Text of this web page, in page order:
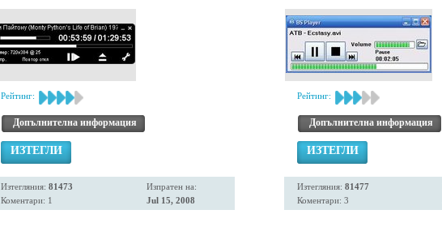
Рейтинг:
Допълнителна информация
ИЗТЕГЛИ
Изтегляния: 81473
Коментари: 1
Изпратен на:
Jul 15, 2008
Рейтинг:
Допълнителна информация
ИЗТЕГЛИ
Изтегляния: 81477
Коментари: 3